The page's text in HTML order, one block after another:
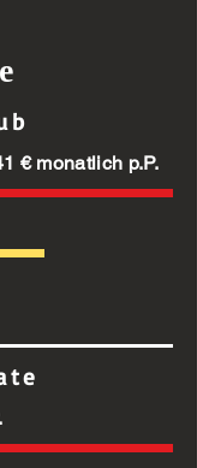
€ monatlich p.P.